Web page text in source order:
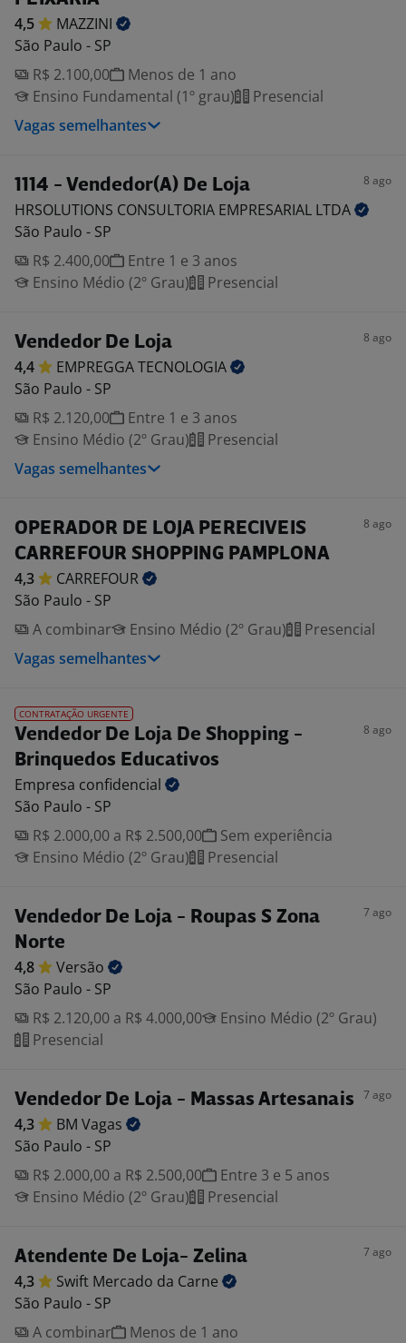
4,5
MAZZINI
São Paulo - SP
R$ 2.100,00
Menos de 1 ano
Ensino Fundamental (1º grau)
Presencial
Vagas semelhantes
1114 - Vendedor(A) De Loja 8 ago
HRSOLUTIONS CONSULTORIA EMPRESARIAL LTDA
São Paulo - SP
R$ 2.400,00
Entre 1 e 3 anos
Ensino Médio (2º Grau)
Presencial
Vendedor De Loja 8 ago
4,4 EMPREGGATECNOLOGIA
São Paulo - SP
R$ 2.120,00
Entre 1 e 3 anos
Ensino Médio (2º Grau)
Presencial
Vagas semelhantes
OPERADOR DE LOJA PERECIVEIS
CARREFOUR SHOPPING PAMPLONA
8 ago
4,3
CARREFOUR
São Paulo - SP
A combinar
Ensino Médio (2º Grau)
Presencial
Vagas semelhantes
CONTRATAÇÃO URGENTE
Vendedor De Loja De Shopping -
Brinquedos Educativos
8 ago
Empresa confidencial
São Paulo - SP
R$ 2.000,00 a R$ 2.500,00
Sem experiência
Ensino Médio (2º Grau)
Presencial
Vendedor De Loja - Roupas S Zona
Norte
7 ago
4,8
Versão
São Paulo - SP
R$ 2.120,00 a R$ 4.000,00
Ensino Médio (2º Grau)
Presencial
Vendedor De Loja - Massas Artesanais 7 ago
4,3 BM Vagas
São Paulo - SP
R$ 2.000,00 a R$ 2.500,00
Entre 3 e 5 anos
Ensino Médio (2º Grau)
Presencial
Atendente De Loja- Zelina 7 ago
4,3 Swift Mercado da Carne
São Paulo - SP
A combinar
Menos de 1 ano